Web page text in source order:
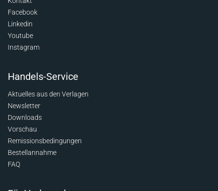
Facebook
Linkedin
Youtube
Instagram
Handels-Service
Aktuelles aus den Verlagen
Newsletter
Downloads
Vorschau
Remissionsbedingungen
Bestellannahme
FAQ